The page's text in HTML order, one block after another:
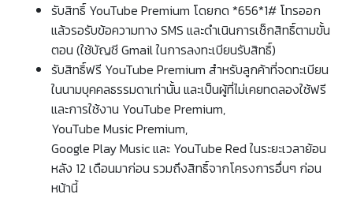
รับสิทธิ์ YouTube Premium โดยกด *656*1# โทรออก
แล้วรอรับข้อความทาง SMS และดำเนินการเช็กสิทธิ์ตามขั้น
ตอน (ใช้บัญชี Gmail ในการลงทะเบียนรับสิทธิ์)
รับสิทธิ์ฟรี YouTube Premium สำหรับลูกค้าที่จดทะเบียน
ในนามบุคคลธรรมดาเท่านั้น และเป็นผู้ที่ไม่เคยทดลองใช้ฟรี
และการใช้งาน YouTube Premium,
YouTube Music Premium,
Google Play Music และ YouTube Red ในระยะเวลาย้อน
หลัง 12 เดือนมาก่อน รวมถึงสิทธิ์จากโครงการอื่นๆ ก่อน
หน้านี้